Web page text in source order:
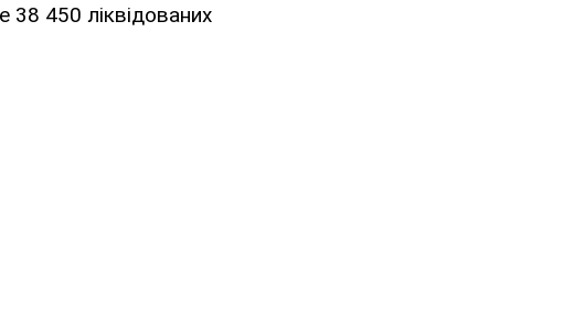
450 ліквідованих